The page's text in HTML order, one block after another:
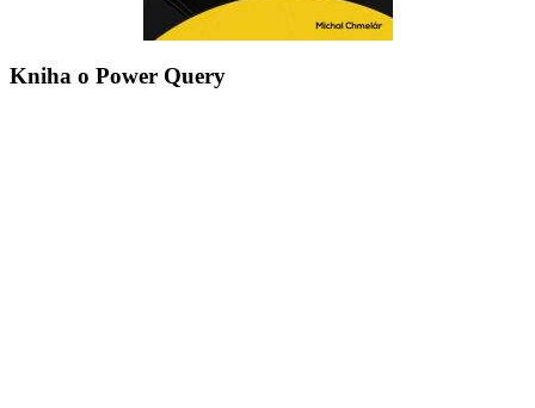
Kniha o Power Query